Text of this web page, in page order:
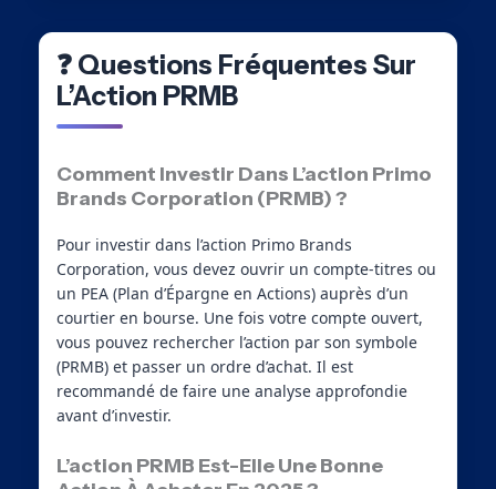
❓ Questions Fréquentes Sur
L’Action PRMB
Comment Investir Dans L’action Primo
Brands Corporation (PRMB) ?
Pour investir dans l’action Primo Brands
Corporation, vous devez ouvrir un compte-titres ou
un PEA (Plan d’Épargne en Actions) auprès d’un
courtier en bourse. Une fois votre compte ouvert,
vous pouvez rechercher l’action par son symbole
(PRMB) et passer un ordre d’achat. Il est
recommandé de faire une analyse approfondie
avant d’investir.
L’action PRMB Est-Elle Une Bonne